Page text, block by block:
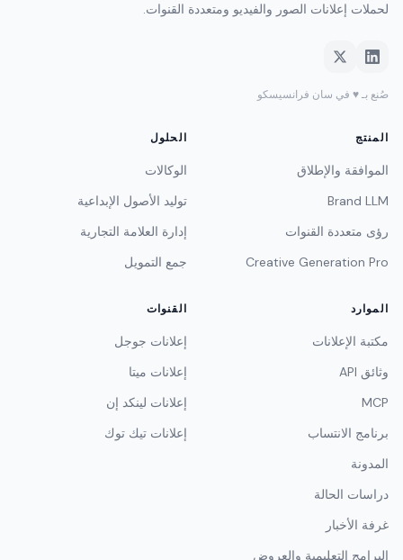
لحملات إعلانات الصور والفيديو ومتعددة القنوات.
صُنع بـ ♥ في سان فرانسيسكو
المنتج
الموافقة والإطلاق
Brand LLM
رؤى متعددة القنوات
Creative Generation Pro
الحلول
الوكالات
توليد الأصول الإبداعية
إدارة العلامة التجارية
جمع التمويل
الموارد
مكتبة الإعلانات
وثائق API
MCP
برنامج الانتساب
المدونة
دراسات الحالة
غرفة الأخبار
البرامج التعليمية والعروض
القنوات
إعلانات جوجل
إعلانات ميتا
إعلانات لينكد إن
إعلانات تيك توك